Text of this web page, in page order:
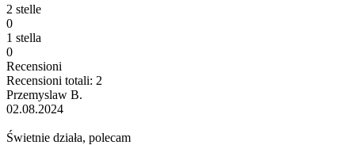
2 stelle
0
1 stella
0
Recensioni
Recensioni totali: 2
Przemyslaw B.
02.08.2024
Świetnie działa, polecam